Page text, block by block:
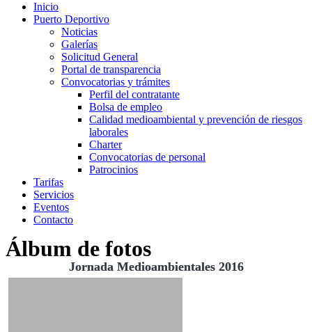
Inicio
Puerto Deportivo
Noticias
Galerías
Solicitud General
Portal de transparencia
Convocatorias y trámites
Perfil del contratante
Bolsa de empleo
Calidad medioambiental y prevención de riesgos
laborales
Charter
Convocatorias de personal
Patrocinios
Tarifas
Servicios
Eventos
Contacto
Álbum de fotos
Jornada Medioambientales 2016